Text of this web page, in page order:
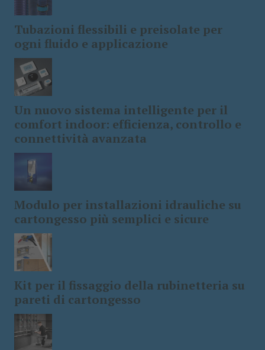
Tubazioni flessibili e preisolate per
ogni fluido e applicazione
Un nuovo sistema intelligente per il
comfort indoor: efficienza, controllo e
connettività avanzata
Modulo per installazioni idrauliche su
cartongesso più semplici e sicure
Kit per il fissaggio della rubinetteria su
pareti di cartongesso